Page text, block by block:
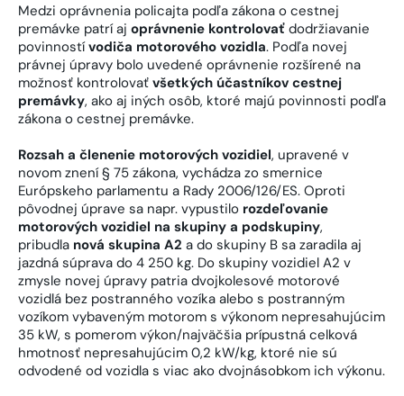
Medzi oprávnenia policajta podľa zákona o cestnej
premávke patrí aj oprávnenie kontrolovať dodržiavanie
povinnostívodiča motorového vozidla. Podľa novej
právnej úpravy bolo uvedené oprávnenie rozšírené na
možnosť kontrolovať všetkých účastníkov cestnej
premávky, ako aj iných osôb, ktoré majú povinnosti podľa
zákona o cestnej premávke.
Rozsah a členenie motorových vozidiel, upravené v
novom znení § 75 zákona, vychádza zo smernice
Európskeho parlamentu a Rady 2006/126/ES. Oproti
pôvodnej úprave sa napr. vypustilo rozdeľovanie
motorových vozidiel na skupiny a podskupiny,
pribudla nová skupina A2 a do skupiny B sa zaradila aj
jazdná súprava do 4 250 kg. Do skupiny vozidiel A2 v
zmysle novej úpravy patria dvojkolesové motorové
vozidlá bez postranného vozíka alebo s postranným
vozíkom vybaveným motorom s výkonom nepresahujúcim
35 kW, s pomerom výkon/najväčšia prípustná celková
hmotnosť nepresahujúcim 0,2 kW/kg, ktoré nie sú
odvodené od vozidla s viac ako dvojnásobkom ich výkonu.